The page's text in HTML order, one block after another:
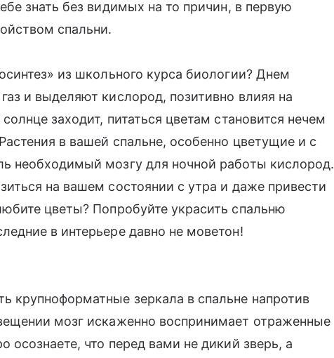
знать без видимых на то причин, в первую
спальни.
из школьного курса биологии? Днем
и выделяют кислород, позитивно влияя на
заходит, питаться цветам становится нечем
в вашей спальне, особенно цветущие и с
необходимый мозгу для ночной работы кислород.
на вашем состоянии с утра и даже привести
цветы? Попробуйте украсить спальню
в интерьере давно не моветон!
крупноформатные зеркала в спальне напротив
мозг искаженно воспринимает отраженные
что перед вами не дикий зверь, а